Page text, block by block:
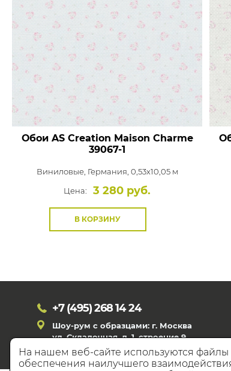
Обои AS Creation Maison Charme
39067-1
Виниловые, Германия, 0,53x10,05 м
Цена:
3 280 руб.
В КОРЗИНУ
+7 (495)268 14 24
Шоу-рум с образцами: г. Москва
ул. Складочная, д. 1, строение 9
На нашем веб-сайте используются файлы
обеспечения наилучшего